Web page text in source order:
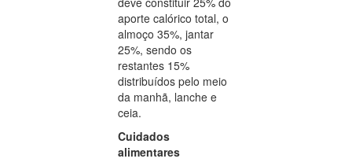
aporte calórico total, o
almoço 35%, jantar
25%, sendo os
restantes 15%
distribuídos pelo meio
da manhã, lanche e
ceia.
Cuidados
alimentares